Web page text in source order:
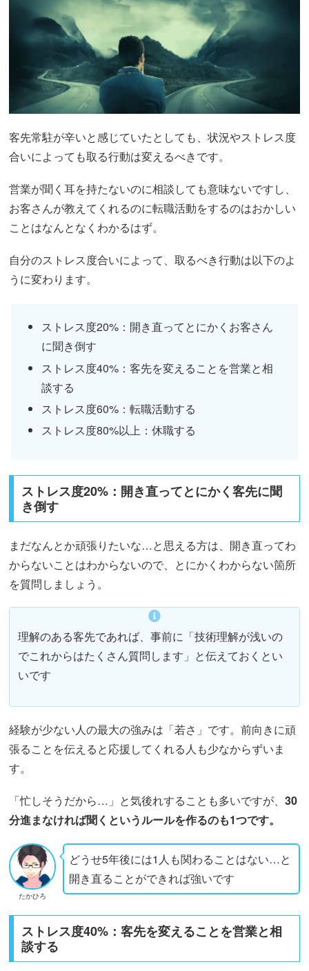
客先常駐が辛いと感じていたとしても、状況やストレス度
合いによっても取る行動は変えるべきです。
営業が聞く耳を持たないのに相談しても意味ないですし、
お客さんが教えてくれるのに転職活動をするのはおかしい
ことはなんとなくわかるはず。
自分のストレス度合いによって、取るべき行動は以下のよ
うに変わります。
ストレス度20%：開き直ってとにかくお客さん
に聞き倒す
ストレス度40%：客先を変えることを営業と相
談する
ストレス度60%：転職活動する
ストレス度80%以上：休職する
ストレス度20%：開き直ってとにかく客先に聞
き倒す
まだなんとか頑張りたいな…と思える方は、開き直ってわ
からないことはわからないので、とにかくわからない箇所
を質問しましょう。
理解のある客先であれば、事前に「技術理解が浅いの
でこれからはたくさん質問します」と伝えておくとい
いです
経験が少ない人の最大の強みは「若さ」です。前向きに頑
張ることを伝えると応援してくれる人も少なからずいま
す。
「忙しそうだから…」と気後れすることも多いですが、30
分進まなければ聞くというルールを作るのも1つです。
たかひろ
どうせ5年後には1人も関わることはない…と
開き直ることができれば強いです
ストレス度40%：客先を変えることを営業と相
談する